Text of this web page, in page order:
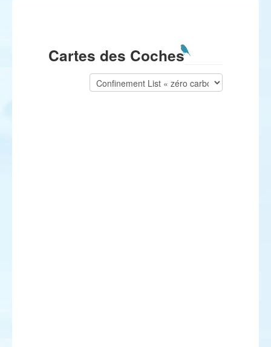
Cartes des Coches